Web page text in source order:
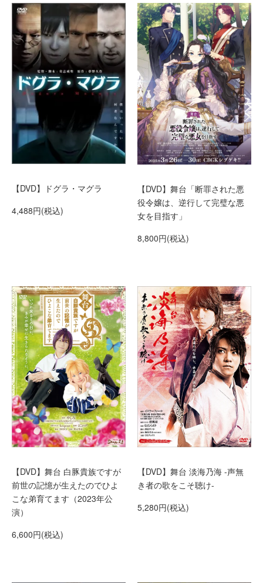
【DVD】ドグラ・マグラ
4,488円(税込)
【DVD】舞台「断罪された悪
役令嬢は、逆行して完璧な悪
女を目指す」
8,800円(税込)
【DVD】舞台 白豚貴族ですが
前世の記憶が生えたのでひよ
こな弟育てます（2023年公
演）
6,600円(税込)
【DVD】舞台 淡海乃海 -声無
き者の歌をこそ聴け-
5,280円(税込)